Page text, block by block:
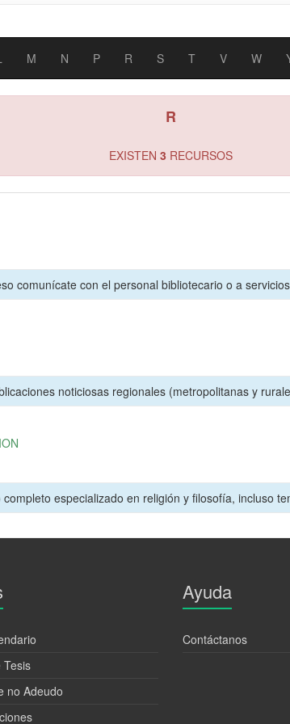
M N P R S T V W
R
EXISTEN 3 RECURSOS
comunícate con el personal bibliotecario o a
noticiosas regionales (metropolitanas y
especializado en religión y filosofía, incluso
Tesis
no Adeudo
Ayuda
Contáctanos